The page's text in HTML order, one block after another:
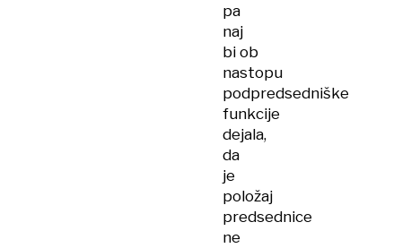
pa
naj
bi ob
nastopu
podpredsedniške
funkcije
dejala,
da
je
položaj
predsednice
ne